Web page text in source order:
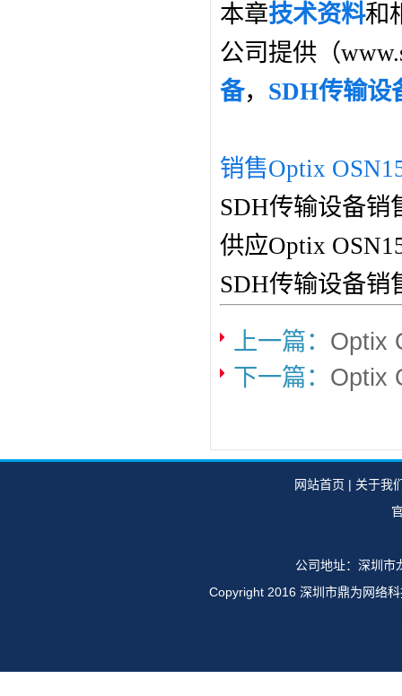
本章技术资料和
公司提供（
备， SDH传输设
销售Optix
SDH传输设备销
供应Optix
SDH传输设备销
上一篇： Optix
下一篇： Optix
网站首页 | 关于我
公司地址：深圳市
Copyright 2016 深圳市鼎为网络